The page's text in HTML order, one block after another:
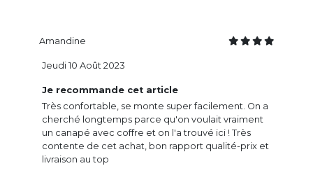
Amandine
Je recommande cet article
Très confortable, se monte super facilement. On a
cherché longtemps parce qu'on voulait vraiment
un canapé avec coffre et on l'a trouvé ici ! Très
contente de cet achat, bon rapport qualité-prix et
livraison au top
Jeudi 10 Août 2023